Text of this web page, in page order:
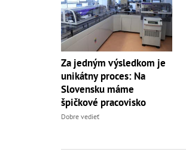
Za jedným výsledkom je
unikátny proces: Na
Slovensku máme
špičkové pracovisko
Dobre vedieť